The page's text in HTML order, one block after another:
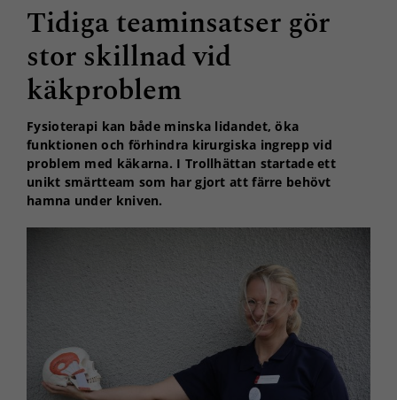
Tidiga teaminsatser gör
stor skillnad vid
käkproblem
Fysioterapi kan både minska lidandet, öka
funktionen och förhindra kirurgiska ingrepp vid
problem med käkarna. I Trollhättan startade ett
unikt smärtteam som har gjort att färre behövt
hamna under kniven.